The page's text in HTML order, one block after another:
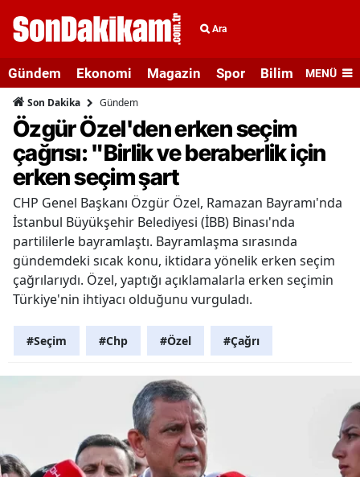
Ara
Gündem Ekonomi Magazin Spor Bilim veMENÜ
Son Dakika Gündem
Özgür Özel'den erken seçim
çağrısı: "Birlik ve beraberlik için
erken seçim şart
CHP Genel Başkanı Özgür Özel, Ramazan Bayramı'nda
İstanbul Büyükşehir Belediyesi (İBB) Binası'nda
partililerle bayramlaştı. Bayramlaşma sırasında
gündemdeki sıcak konu, iktidara yönelik erken seçim
çağrılarıydı. Özel, yaptığı açıklamalarla erken seçimin
Türkiye'nin ihtiyacı olduğunu vurguladı.
#Seçim #Chp #Özel #Çağrı